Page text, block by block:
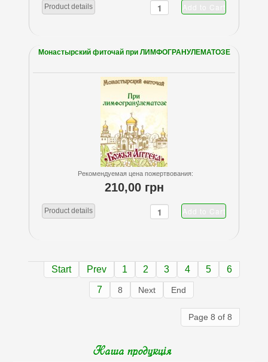
Product details
Монастырский фиточай при ЛИМФОГРАНУЛЕМАТОЗЕ
Рекомендуемая цена пожертвования:
210,00 грн
Product details
Start Prev 1 2 3 4 5
6
7
8 Next End
Page 8 of 8
Наша продукція